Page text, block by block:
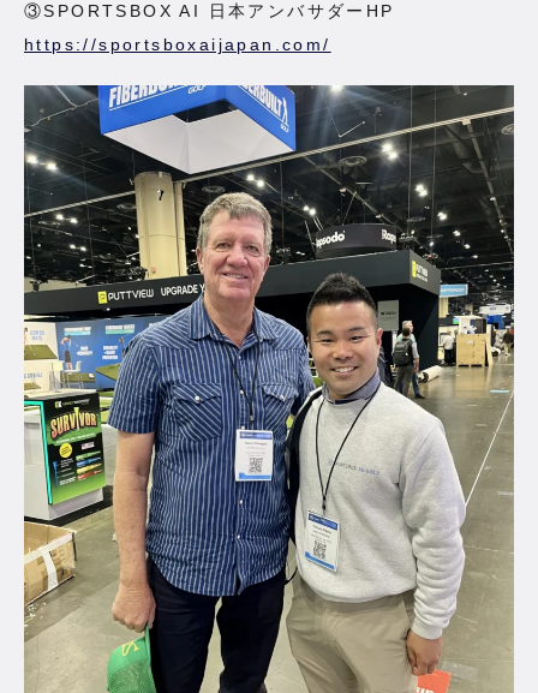
③SPORTSBOX AI 日本アンバサダーHP
https://sportsboxaijapan.com/